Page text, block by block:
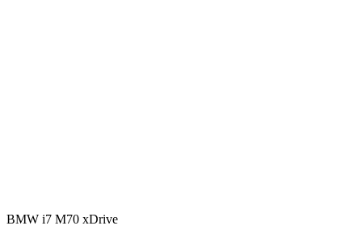
BMW i7 M70 xDrive